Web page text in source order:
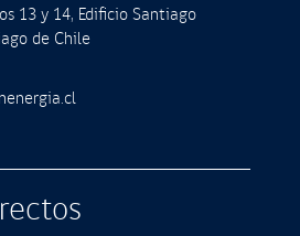
13 y 14, Ediﬁcio Santiago
de Chile